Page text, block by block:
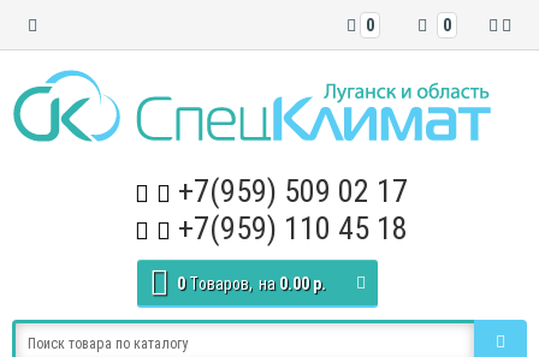
0
0
+7(959) 509 02 17
+7(959) 110 45 18
0 Tоваров, на 0.00 р.